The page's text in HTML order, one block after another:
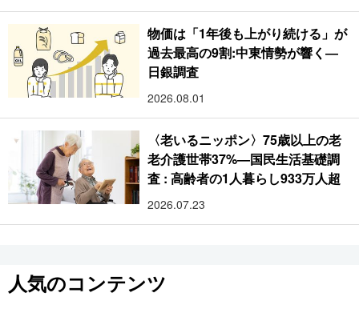
物価は「1年後も上がり続ける」が
過去最高の9割:中東情勢が響く―
日銀調査
2026.08.01
〈老いるニッポン〉75歳以上の老
老介護世帯37%―国民生活基礎調
査 : 高齢者の1人暮らし933万人超
2026.07.23
人気のコンテンツ